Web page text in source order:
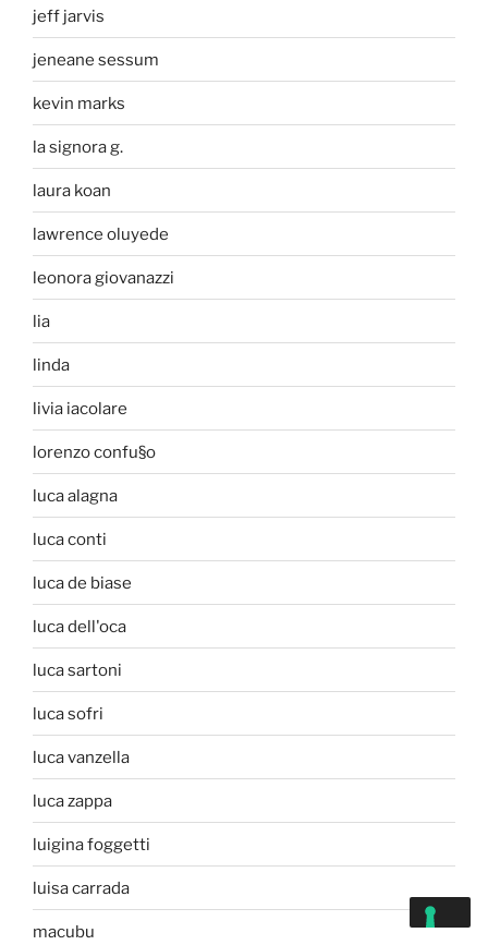
jeff jarvis
jeneane sessum
kevin marks
la signora g.
laura koan
lawrence oluyede
leonora giovanazzi
lia
linda
livia iacolare
lorenzo confu§o
luca alagna
luca conti
luca de biase
luca dell'oca
luca sartoni
luca sofri
luca vanzella
luca zappa
luigina foggetti
luisa carrada
macubu